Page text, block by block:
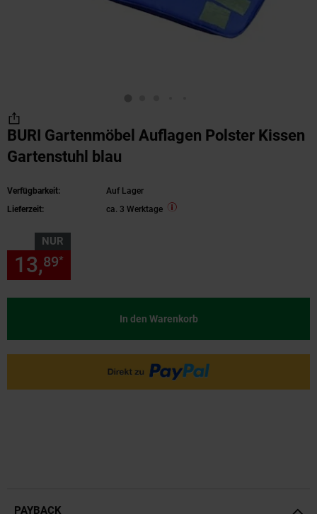
BURI Gartenmöbel Auflagen Polster Kissen
Gartenstuhl blau
Verfügbarkeit:
Auf Lager
Lieferzeit:
ca. 3 Werktage
NUR
13,89*
In den Warenkorb
PAYBACK